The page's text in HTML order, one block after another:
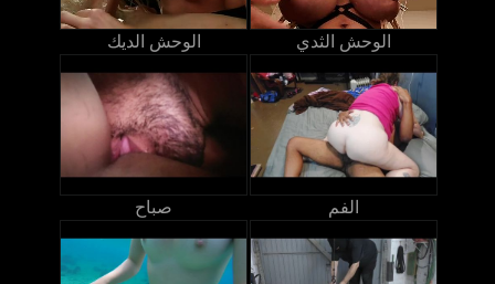
الوحش الديك الوحش الثدي
صباح الفم